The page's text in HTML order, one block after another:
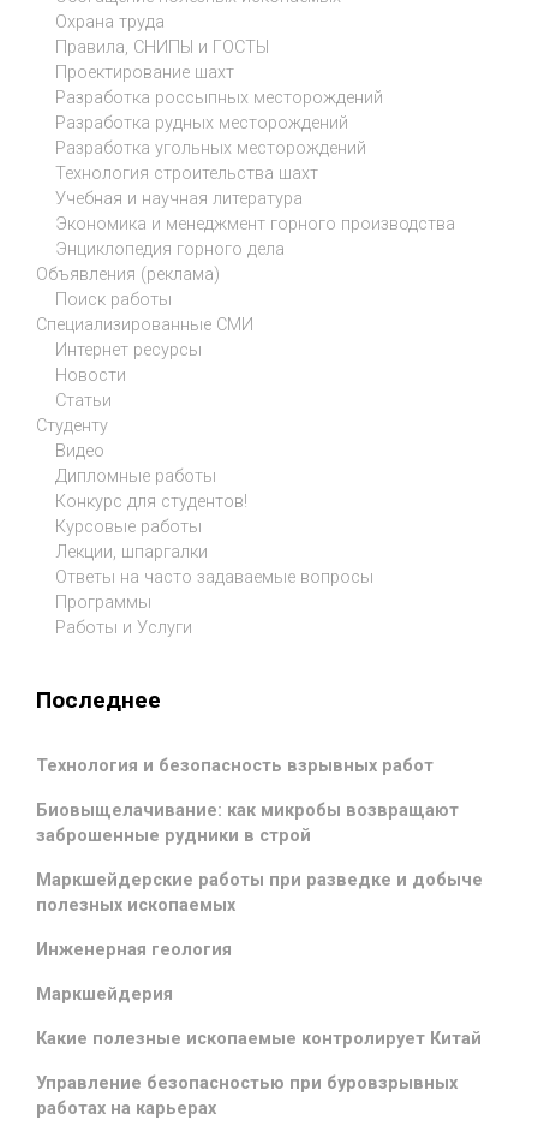
Охрана труда
Правила, СНИПЫ и ГОСТЫ
Проектирование шахт
Разработка россыпных месторождений
Разработка рудных месторождений
Разработка угольных месторождений
Технология строительства шахт
Учебная и научная литература
Экономика и менеджмент горного производства
Энциклопедия горного дела
Объявления (реклама)
Поиск работы
Специализированные СМИ
Интернет ресурсы
Новости
Статьи
Студенту
Видео
Дипломные работы
Конкурс для студентов!
Курсовые работы
Лекции, шпаргалки
Ответы на часто задаваемые вопросы
Программы
Работы и Услуги
Последнее
Технология и безопасность взрывных работ
Биовыщелачивание: как микробы возвращают
заброшенные рудники в строй
Маркшейдерские работы при разведке и добыче
полезных ископаемых
Инженерная геология
Маркшейдерия
Какие полезные ископаемые контролирует Китай
Управление безопасностью при буровзрывных
работах на карьерах